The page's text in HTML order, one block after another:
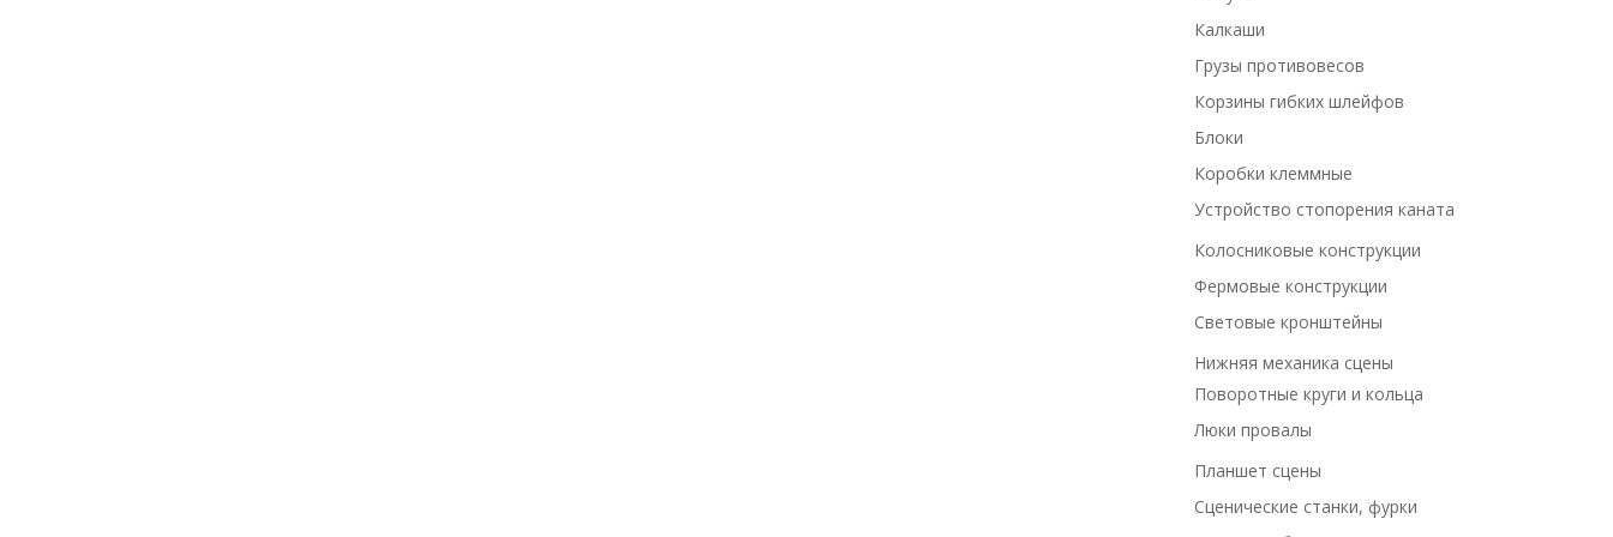
Калкаши
Грузы противовесов
Корзины гибких шлейфов
Блоки
Коробки клеммные
Устройство стопорения каната
Колосниковые конструкции
Фермовые конструкции
Световые кронштейны
Нижняя механика сцены
Поворотные круги и кольца
Люки провалы
Планшет сцены
Сценические станки, фурки